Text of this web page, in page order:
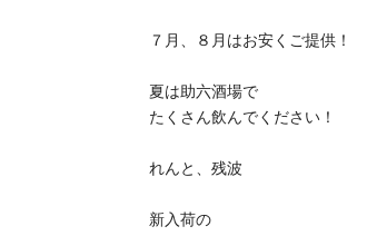
７月、８月はお安くご提供！
夏は助六酒場で
たくさん飲んでください！
れんと、残波
新入荷の